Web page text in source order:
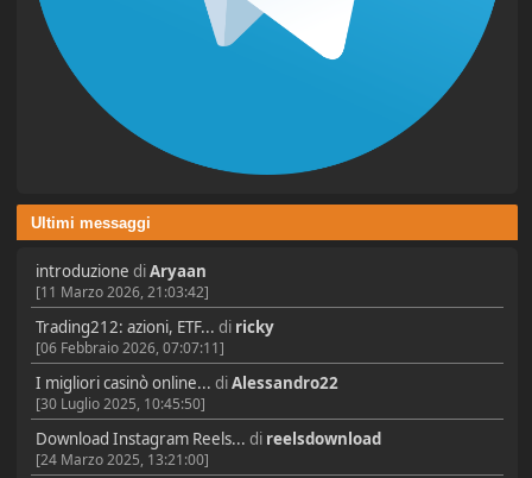
Ultimi messaggi
introduzione diAryaan
[11 Marzo 2026, 21:03:42]
Trading212: azioni, ETF... di ricky
[06 Febbraio 2026, 07:07:11]
I migliori casinò online... diAlessandro22
[30 Luglio 2025, 10:45:50]
Download Instagram Reels... di reelsdownload
[24 Marzo 2025, 13:21:00]